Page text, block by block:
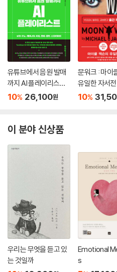
유튜브에서 음원 발매
까지 AI 플레이리스트
with 수노, 제미나이,
10% 26,100원
문워크 : 마이
유일한 자서전
10%
이 분야 신상품
우리는 무엇을 듣고 있
는 것일까
Emotional
s